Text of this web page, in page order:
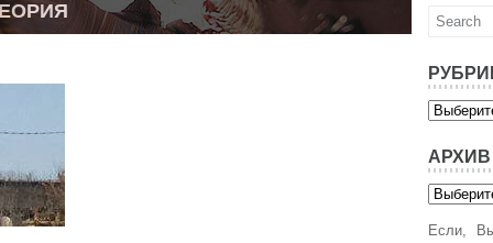
Рубрики
АРХИВ
Архив
Если,